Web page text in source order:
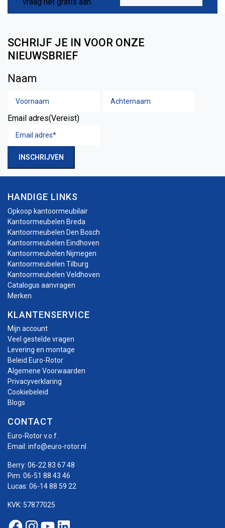
SCHRIJF JE IN VOOR ONZE
NIEUWSBRIEF
Naam
Voornaam
Email adres(Vereist)
INSCHRIJVEN
HANDIGE LINKS
Opkoop kantoormeubilair
Kantoormeubelen Breda
Kantoormeubelen Den Bosch
Kantoormeubelen Eindhoven
Kantoormeubelen Nijmegen
Kantoormeubelen Tilburg
Kantoormeubelen Veldhoven
Catalogus aanvragen
Merken
KLANTENSERVICE
Mijn account
Veel gestelde vragen
Levering en montage
Beleid Euro-Rotor
Algemene Voorwaarden
Privacyverklaring
Cookiebeleid
Blogs
CONTACT
Euro-Rotor v.o.f.
Email: info@euro-rotor.nl
Berry: 06-22 83 67 48
Pim: 06-51 88 43 46
Lucas: 06-14 88 59 22
KVK: 57877025